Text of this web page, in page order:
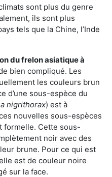
sont plus du genre
ils sont plus
tels que la Chine, l’Inde
du frelon asiatiqueà
bien compliqué. Les
les couleurs brun
d’une sous-espèce du
nigrithorax) est à
nouvelles sous-espèces
formelle. Cette sous-
noir avec des
brune. Pour ce qui est
est de couleur noire
sur la face.